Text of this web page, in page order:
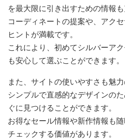
を最大限に引き出すための情報も
コーディネートの提案や、アク
ヒントが満載です。
これにより、初めてシルバーア
も安心して選ぶことができます。
また、サイトの使いやすさも魅力
シンプルで直感的なデザインの
ぐに見つけることができます。
お得なセール情報や新作情報も
チェックする価値があります。